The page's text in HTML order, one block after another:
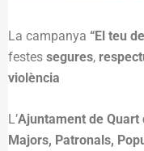
La campanya “El teu
festes segures,
violència
L’Ajuntament de Quart
Majors, Patronals,